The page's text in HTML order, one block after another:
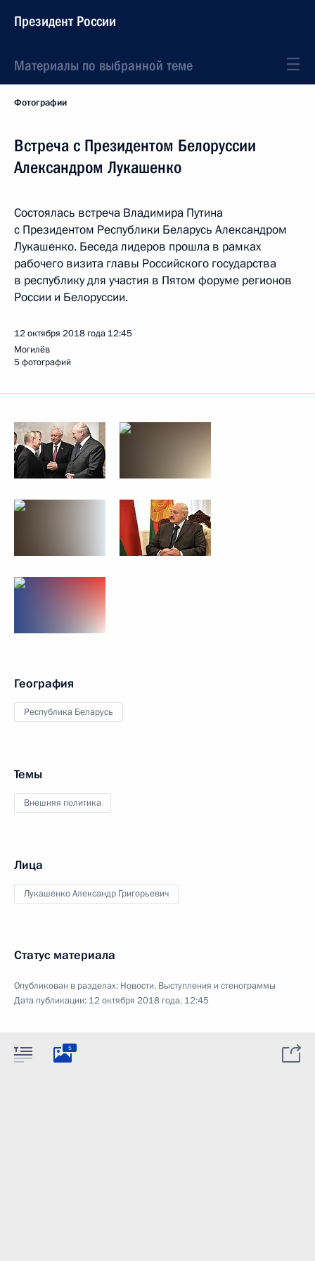
Президент России
Материалы по выбранной теме
Фотографии
Встреча с Президентом Белоруссии
Александром Лукашенко
Состоялась встреча Владимира Путина
с Президентом Республики Беларусь Александром
Лукашенко. Беседа лидеров прошла в рамках
рабочего визита главы Российского государства
в республику для участия в Пятом форуме регионов
России и Белоруссии.
12 октября 2018 года 12:45
Могилёв
5 фотографий
География
Республика Беларусь
Темы
Внешняя политика
Лица
Лукашенко Александр Григорьевич
Статус материала
Опубликован в разделах: Новости, Выступления и стенограммы
Дата публикации: 12 октября 2018 года, 12:45
5